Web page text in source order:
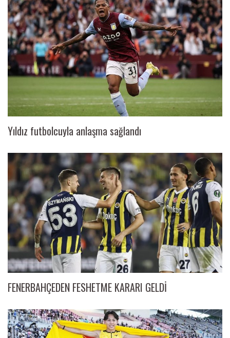
Yıldız futbolcuyla anlaşma sağlandı
FENERBAHÇEDEN FESHETME KARARI GELDİ